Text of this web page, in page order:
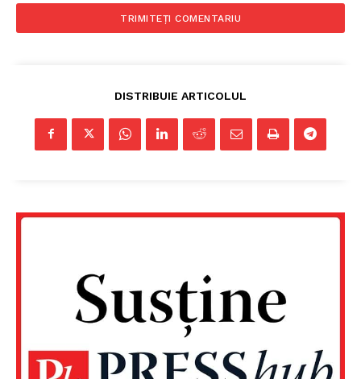
DISTRIBUIE ARTICOLUL